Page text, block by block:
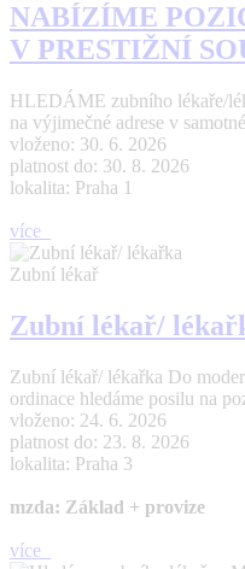
NABÍZÍME
V PRESTIŽNÍ
HLEDÁME zubního lékaře/
na výjimečné adrese v
vloženo: 30. 6. 2026
platnost do: 30. 8. 2026
lokalita: Praha 1
více
Zubní lékař
Zubní lékař/
Zubní lékař/ lékařka Do
ordinace hledáme posilu na
vloženo: 24. 6. 2026
platnost do: 23. 8. 2026
lokalita: Praha 3
mzda: Základ + provize
více